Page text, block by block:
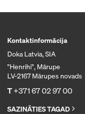
Kontaktinformācija
Doka Latvia, SIA
"Henrihi", Mārupe
LV-2167 Mārupes novads
T+371 67 02 97 00
SAZINĀTIES TAGAD